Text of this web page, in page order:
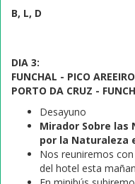
B, L, D
DIA 3:
FUNCHAL - PICO
PORTO DA CRUZ -
Desayuno
Mirador Sobre las
por la Naturaleza
Nos reuniremos
del hotel esta